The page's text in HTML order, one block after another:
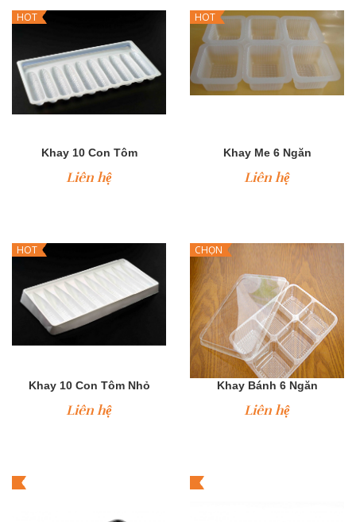
HOT
Khay 10 Con Tôm
Liên hệ
HOT
Khay Me 6 Ngăn
Liên hệ
HOT
Khay 10 Con Tôm Nhỏ
Liên hệ
CHỌN
Khay Bánh 6 Ngăn
Liên hệ